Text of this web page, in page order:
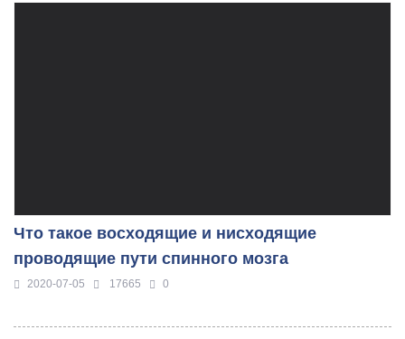
Что такое восходящие и нисходящие
проводящие пути спинного мозга
2020-07-05 17665 0